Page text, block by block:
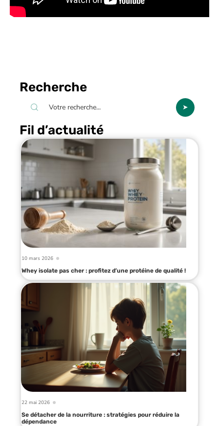
Recherche
Fil d’actualité
10 mars 2026
Whey isolate pas cher : profitez d’une protéine de qualité !
22 mai 2026
Se détacher de la nourriture : stratégies pour réduire la
dépendance